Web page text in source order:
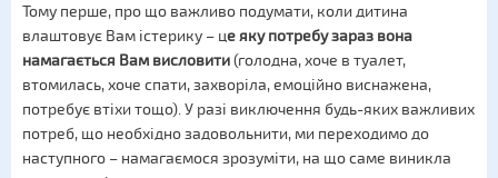
Тому перше, про що важливо подумати, коли дитина
влаштовує Вам істерику – це яку потребу зараз вона
намагається Вам висловити(голодна, хоче в туалет,
втомилась, хоче спати, захворіла, емоційно виснажена,
потребує втіхи тощо). У разі виключення будь-яких важливих
потреб, що необхідно задовольнити, ми переходимо до
наступного – намагаємося зрозуміти, на що саме виникла